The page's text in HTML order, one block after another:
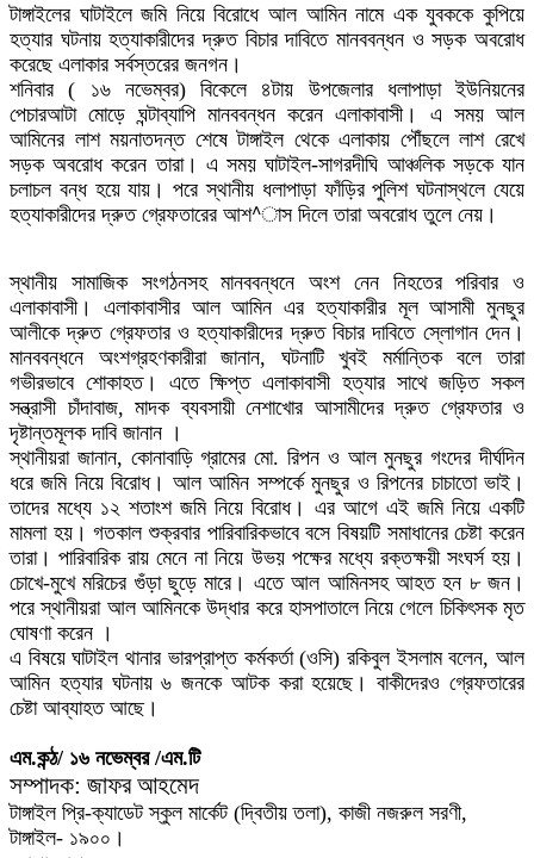
টাঙ্গাইলের ঘাটাইলে জমি নিয়ে বিরোধে আল আমিন নামে এক যুবককে কুপিয়ে
হত্যার ঘটনায় হত্যাকারীদের দ্রুত বিচার দাবিতে মানববন্ধন ও সড়ক অবরোধ
করেছে এলাকার সর্বস্তরের জনগন।
শনিবার ( ১৬ নভেম্বর) বিকেলে ৪টায় উপজেলার ধলাপাড়া ইউনিয়নের
পেচারআটা মোড়ে ঘন্টাব্যাপি মানববন্ধন করেন এলাকাবাসী। এ সময় আল
আমিনের লাশ ময়নাতদন্ত শেষে টাঙ্গাইল থেকে এলাকায় পৌঁছলে লাশ রেখে
সড়ক অবরোধ করেন তারা। এ সময় ঘাটাইল-সাগরদীঘি আঞ্চলিক সড়কে যান
চলাচল বন্ধ হয়ে যায়। পরে স্থানীয় ধলাপাড়া ফাঁড়ির পুলিশ ঘটনাস্থলে যেয়ে
হত্যাকারীদের দ্রুত গ্রেফতারের আশ^াস দিলে তারা অবরোধ তুলে নেয়।
স্থানীয় সামাজিক সংগঠনসহ মানববন্ধনে অংশ নেন নিহতের পরিবার ও
এলাকাবাসী। এলাকাবাসীর আল আমিন এর হত্যাকারীর মূল আসামী মুনছুর
আলীকে দ্রুত গ্রেফতার ও হত্যাকারীদের দ্রুত বিচার দাবিতে স্লোগান দেন।
মানববন্ধনে অংশগ্রহণকারীরা জানান, ঘটনাটি খুবই মর্মান্তিক বলে তারা
গভীরভাবে শোকাহত। এতে ক্ষিপ্ত এলাকাবাসী হত্যার সাথে জড়িত সকল
সন্ত্রাসী চাঁদাবাজ, মাদক ব্যবসায়ী নেশাখোর আসামীদের দ্রুত গ্রেফতার ও
দৃষ্টান্তমূলক দাবি জানান ।
স্থানীয়রা জানান, কোনাবাড়ি গ্রামের মো. রিপন ও আল মুনছুর গংদের দীর্ঘদিন
ধরে জমি নিয়ে বিরোধ। আল আমিন সম্পর্কে মুনছুর ও রিপনের চাচাতো ভাই।
তাদের মধ্যে ১২ শতাংশ জমি নিয়ে বিরোধ। এর আগে এই জমি নিয়ে একটি
মামলা হয়। গতকাল শুক্রবার পারিবারিকভাবে বসে বিষয়টি সমাধানের চেষ্টা করেন
তারা। পারিবারিক রায় মেনে না নিয়ে উভয় পক্ষের মধ্যে রক্তক্ষয়ী সংঘর্স হয়।
চোখে-মুখে মরিচের গুঁড়া ছুড়ে মারে। এতে আল আমিনসহ আহত হন ৮ জন।
পরে স্থানীয়রা আল আমিনকে উদ্ধার করে হাসপাতালে নিয়ে গেলে চিকিৎসক মৃত
ঘোষণা করেন ।
এ বিষয়ে ঘাটাইল থানার ভারপ্রাপ্ত কর্মকর্তা (ওসি) রকিবুল ইসলাম বলেন, আল
আমিন হত্যার ঘটনায় ৬ জনকে আটক করা হয়েছে। বাকীদেরও গ্রেফতারের
চেষ্টা আব্যাহত আছে।
এম.কন্ঠ/ ১৬ নভেম্বর /এম.টি
সম্পাদক: জাফর আহমেদ
টাঙ্গাইল প্রি-ক্যাডেট স্কুল মার্কেট (দ্বিতীয় তলা), কাজী নজরুল সরণী,
টাঙ্গাইল- ১৯০০।